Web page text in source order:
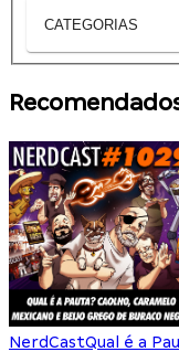
CATEGORIAS
NerdCastQual é a